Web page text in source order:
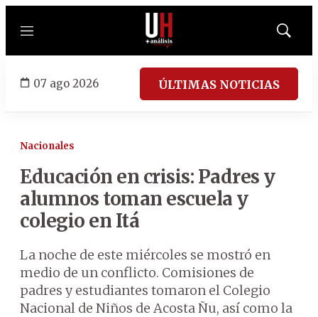
Menú
Mostrar
07 ago 2026 ÚLTIMAS NOTICIAS
Nacionales
Educación en crisis: Padres y
alumnos toman escuela y
colegio en Itá
La noche de este miércoles se mostró en
medio de un conflicto. Comisiones de
padres y estudiantes tomaron el Colegio
Nacional de Niños de Acosta Ñu, así como la